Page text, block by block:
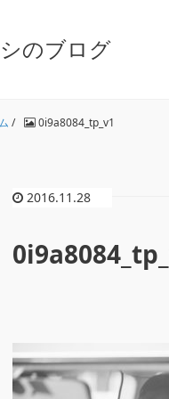
のブログ
/ 0i9a8084_tp_v1
2016.11.28